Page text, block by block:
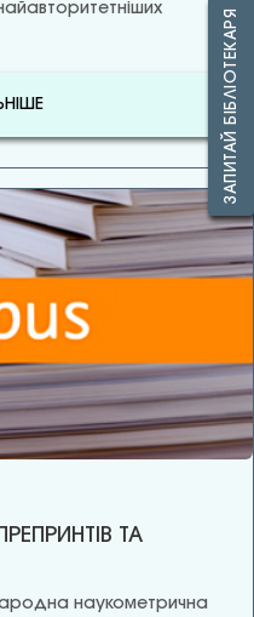
ТА
наукометрична
ЗАПИТАЙ БІБЛІОТЕКАРЯ